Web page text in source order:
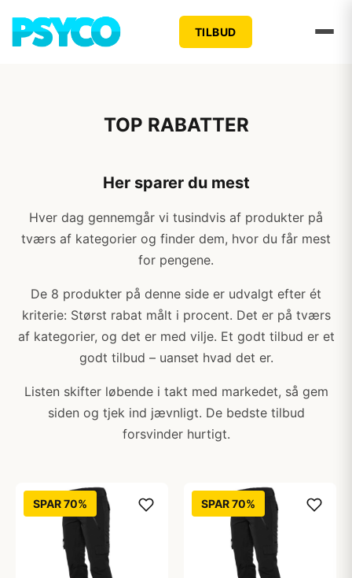
TILBUD
TOP RABATTER
Her sparer du mest
Hver dag gennemgår vi tusindvis af produkter på
tværs af kategorier og finder dem, hvor du får mest
for pengene.
De 8 produkter på denne side er udvalgt efter ét
kriterie: Størst rabat målt i procent. Det er på tværs
af kategorier, og det er med vilje. Et godt tilbud er et
godt tilbud – uanset hvad det er.
Listen skifter løbende i takt med markedet, så gem
siden og tjek ind jævnligt. De bedste tilbud
forsvinder hurtigt.
SPAR 70% SPAR 70%